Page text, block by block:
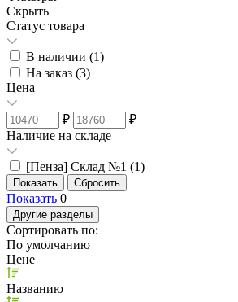
Скрыть
Статус товара
В наличии (1)
На заказ (3)
Цена
₽
₽
Наличие на складе
[Пенза] Склад №1 (1)
Показать 0
Другие разделы
Сортировать по:
По умолчанию
Цене
Названию